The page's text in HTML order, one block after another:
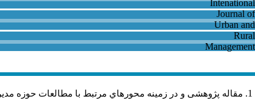
مقاله پژوهشی و در زمینه محورهاي مرتبط با مطالعات حوزه